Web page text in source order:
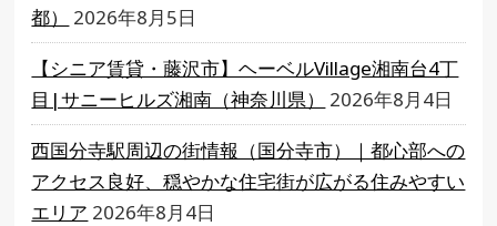
都）
2026年8月5日
【シニア賃貸・藤沢市】ヘーベルVillage湘南台4丁
目|サニーヒルズ湘南（神奈川県）
2026年8月4日
西国分寺駅周辺の街情報（国分寺市）｜都心部への
アクセス良好、穏やかな住宅街が広がる住みやすい
エリア 2026年8月4日